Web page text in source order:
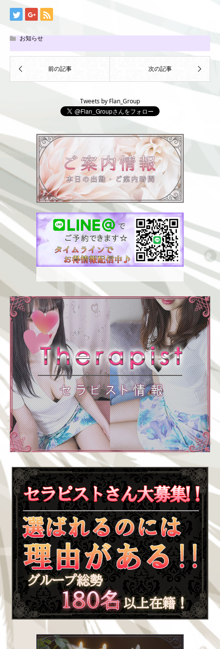
お知らせ
Tweets by Flan_Group